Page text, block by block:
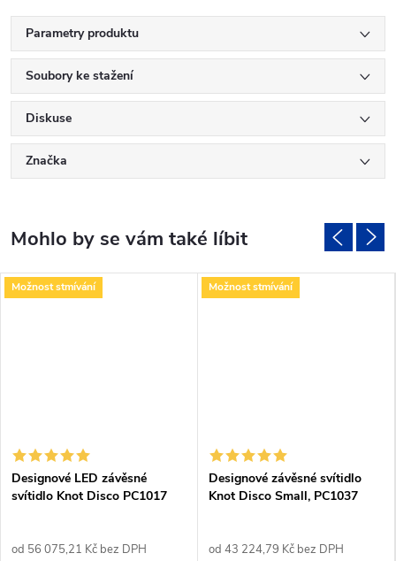
Parametry produktu
Soubory ke stažení
Diskuse
Značka
Možnost stmívání
Designové LED závěsné
svítidlo Knot Disco PC1017
od 56 075,21 Kč bez DPH
Možnost stmívání
Designové závěsné svítidlo
Knot Disco Small, PC1037
od 43 224,79 Kč bez DPH